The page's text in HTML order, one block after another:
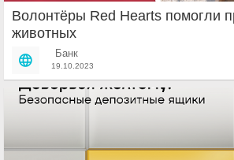
Волонтёры Red Hearts помогли
животных
Банк
19.10.2023